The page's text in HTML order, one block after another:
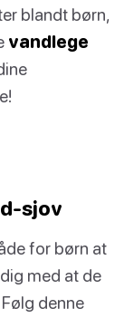
blandt børn,
vandlege
sjov
for børn at
med at de
denne